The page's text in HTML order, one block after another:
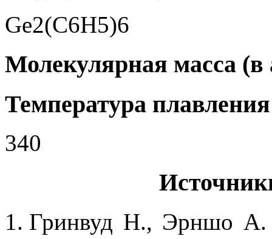
Ge2(C6H5)6
Молекулярная масса (в
Температура
340
Гринвуд Н., Эрншо